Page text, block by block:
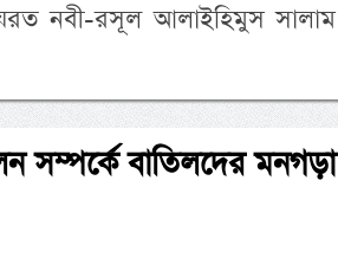
নবী-রসূল আলাইহিমুস সালাম
সম্পর্কে বাতিলদের মনগড়া